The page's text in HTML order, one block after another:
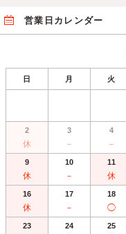
営業日カレンダー
日 月 火
2
休
3
－
4
－
9
休
10
－
11
休
16
休
17
－
18
◯
23 24 25